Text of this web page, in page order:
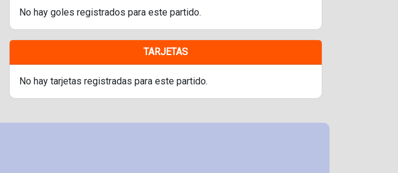
No hay goles registrados para este partido.
TARJETAS
No hay tarjetas registradas para este partido.